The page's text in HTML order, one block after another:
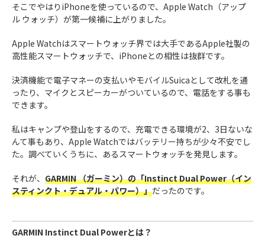
そこでやはりiPhoneを使っているので、Apple Watch（アップ
ル ウォッチ）が第一候補に上がりました。
Apple Watchはスマートウォッチ界では大手であるApple社製の
高性能スマートウォッチで、iPhoneとの相性は抜群です。
決済機能で電子マネーの支払いやモバイルSuicaとして改札を通
ったり、マイクとスピーカーがついているので、電話をする事も
できます。
私はキャンプや登山をするので、充電できる環境が2、3日ないな
んて事もあり、Apple Watchではバッテリー持ちが少々不安でし
た。調べていくうちに、あるスマートウォッチを発見します。
それが、 GARMIN （ガーミン）の「Instinct Dual Power（イン
スティンクト・デュアル・パワー）」だったのです。
GARMIN Instinct Dual Powerとは？